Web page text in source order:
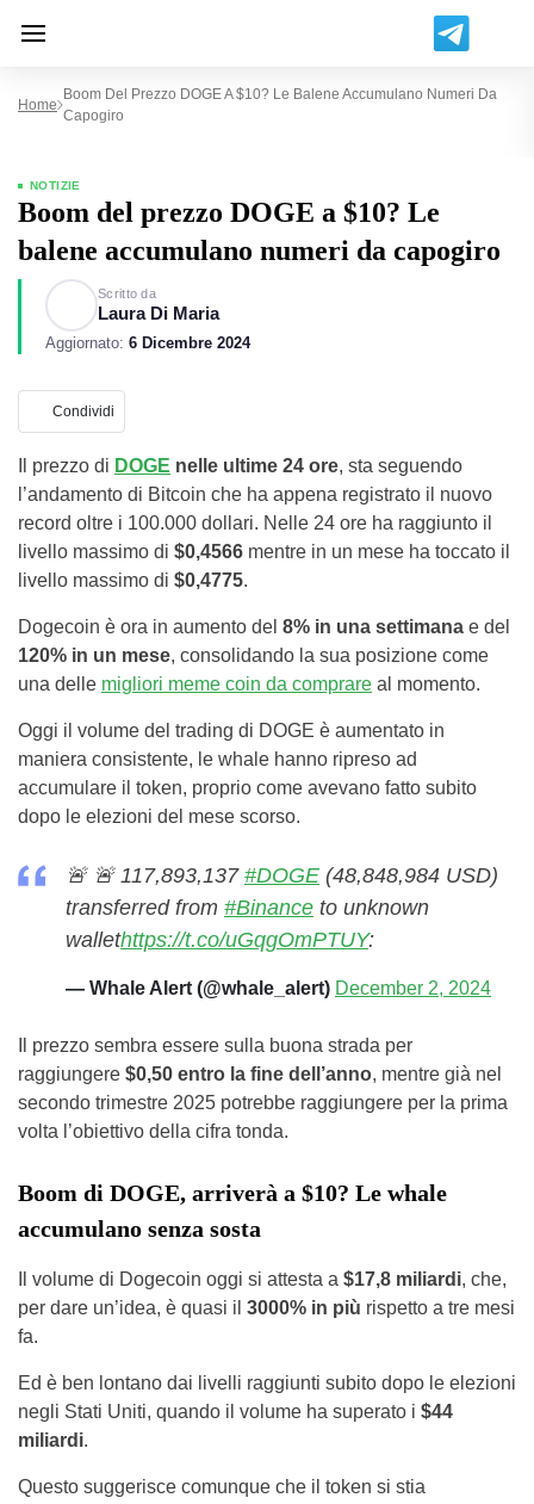
Home
Boom Del Prezzo DOGE A $10? Le Balene Accumulano Numeri Da
Capogiro
NOTIZIE
Boom del prezzo DOGE a $10? Le
balene accumulano numeri da capogiro
Scritto da
Laura Di Maria
Aggiornato: 6 Dicembre 2024
Condividi
Il prezzo di DOGE nelle ultime 24 ore, sta seguendo
l’andamento di Bitcoin che ha appena registrato il nuovo
record oltre i 100.000 dollari. Nelle 24 ore ha raggiunto il
livello massimo di $0,4566 mentre in un mese ha toccato il
livello massimo di $0,4775.
Dogecoin è ora in aumento del 8% in una settimana e del
120% in un mese, consolidando la sua posizione come
una delle migliori meme coin da comprare al momento.
Oggi il volume del trading di DOGE è aumentato in
maniera consistente, le whale hanno ripreso ad
accumulare il token, proprio come avevano fatto subito
dopo le elezioni del mese scorso.
🚨 🚨 117,893,137 #DOGE (48,848,984 USD)
transferred from #Binance to unknown
wallethttps://t.co/uGqgOmPTUY:
— Whale Alert (@whale_alert) December 2, 2024
Il prezzo sembra essere sulla buona strada per
raggiungere $0,50 entro la fine dell’anno, mentre già nel
secondo trimestre 2025 potrebbe raggiungere per la prima
volta l’obiettivo della cifra tonda.
Boom di DOGE, arriverà a $10? Le whale
accumulano senza sosta
Il volume di Dogecoin oggi si attesta a $17,8 miliardi, che,
per dare un’idea, è quasi il 3000% in più rispetto a tre mesi
fa.
Ed è ben lontano dai livelli raggiunti subito dopo le elezioni
negli Stati Uniti, quando il volume ha superato i $44
miliardi.
Questo suggerisce comunque che il token si stia